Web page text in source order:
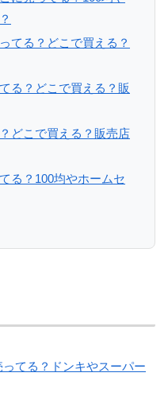
てる？どこで買える？
る？どこで買える？販
どこで買える？販売店
る？100均やホームセ
てる？ドンキやスーパー